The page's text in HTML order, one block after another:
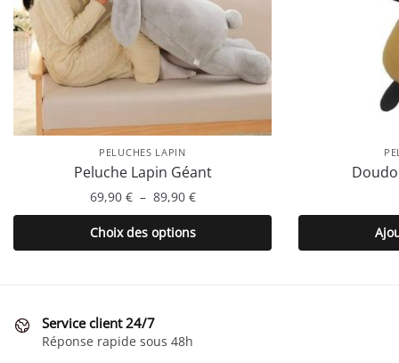
PELUCHES LAPIN
Peluche Lapin Géant
69,90 € – 89,90 €Plage
de
prix :
69,90 €
Choix des options
Ce
produit
variations.
Les
Service client 24/7
Réponse rapide sous 48h